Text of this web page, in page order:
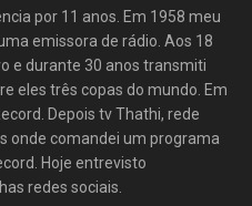
por 11 anos. Em 1958 meu
emissora de rádio. Aos 18
e durante 30 anos transmiti
eles três copas do mundo. Em
Depois tv Thathi, rede
onde comandei um programa
Hoje entrevisto
redes sociais.